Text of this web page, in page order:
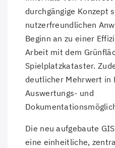
durchgängige Konzept
nutzerfreundlichen
Beginn an zu einer
Arbeit mit dem
Spielplatzkataster.
deutlicher Mehrwert in
Auswertungs- und
Die neu aufgebaute
eine einheitliche,